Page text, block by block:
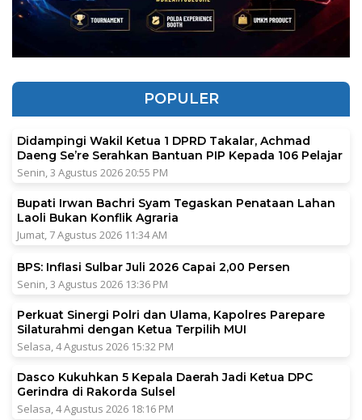
POPULER
Didampingi Wakil Ketua 1 DPRD Takalar, Achmad
Daeng Se’re Serahkan Bantuan PIP Kepada 106 Pelajar
Senin, 3 Agustus 2026 20:55 PM
Bupati Irwan Bachri Syam Tegaskan Penataan Lahan
Laoli Bukan Konflik Agraria
Jumat, 7 Agustus 2026 11:34 AM
BPS: Inflasi Sulbar Juli 2026 Capai 2,00 Persen
Senin, 3 Agustus 2026 13:36 PM
Perkuat Sinergi Polri dan Ulama, Kapolres Parepare
Silaturahmi dengan Ketua Terpilih MUI
Selasa, 4 Agustus 2026 15:32 PM
Dasco Kukuhkan 5 Kepala Daerah Jadi Ketua DPC
Gerindra di Rakorda Sulsel
Selasa, 4 Agustus 2026 18:16 PM